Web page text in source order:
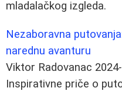
mladalačkog izgleda.
Nezaboravna
narednu avanturu
Viktor Radovanac
Inspirativne priče o